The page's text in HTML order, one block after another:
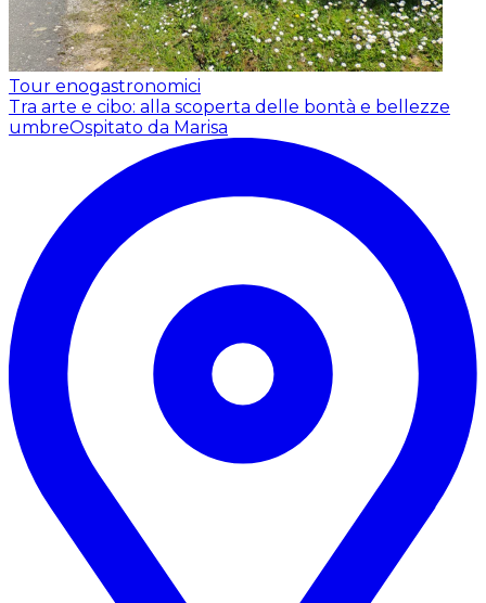
Tour enogastronomici
Tra arte e cibo: alla scoperta delle bontà e bellezze
umbreOspitato da Marisa